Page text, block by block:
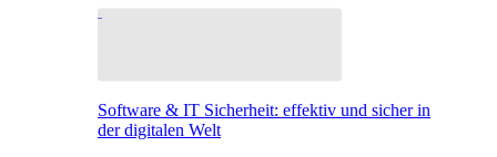
Software & IT Sicherheit: effektiv und sicher in
der digitalen Welt